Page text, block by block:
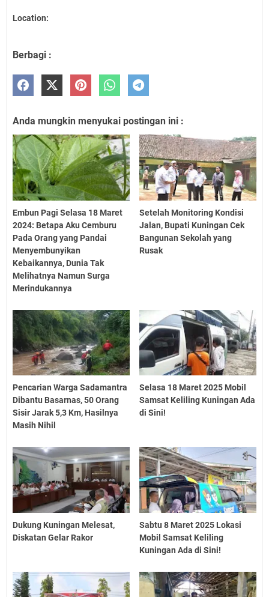
Location:
Berbagi :
Anda mungkin menyukai postingan ini :
Embun Pagi Selasa 18 Maret
2024: Betapa Aku Cemburu
Pada Orang yang Pandai
Menyembunyikan
Kebaikannya, Dunia Tak
Melihatnya Namun Surga
Merindukannya
Setelah Monitoring Kondisi
Jalan, Bupati Kuningan Cek
Bangunan Sekolah yang
Rusak
Pencarian Warga Sadamantra
Dibantu Basarnas, 50 Orang
Sisir Jarak 5,3 Km, Hasilnya
Masih Nihil
Selasa 18 Maret 2025 Mobil
Samsat Keliling Kuningan Ada
di Sini!
Dukung Kuningan Melesat,
Diskatan Gelar Rakor
Sabtu 8 Maret 2025 Lokasi
Mobil Samsat Keliling
Kuningan Ada di Sini!